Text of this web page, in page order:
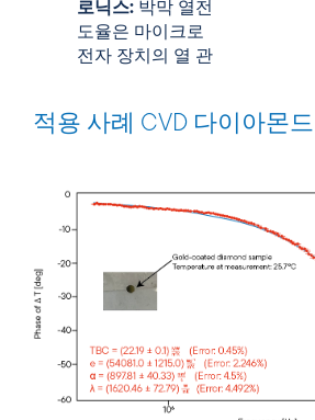
로닉스: 박막 열전
도율은 마이크로
전자 장치의 열 관
적용 사례 CVD 다이아몬